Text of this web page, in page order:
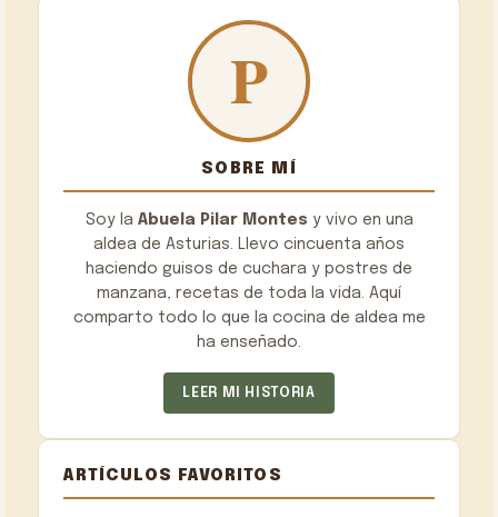
SOBRE MÍ
Soy la Abuela Pilar Montes y vivo en una
aldea de Asturias. Llevo cincuenta años
haciendo guisos de cuchara y postres de
manzana, recetas de toda la vida. Aquí
comparto todo lo que la cocina de aldea me
ha enseñado.
LEER MI HISTORIA
ARTÍCULOS FAVORITOS